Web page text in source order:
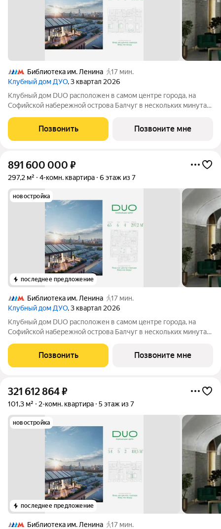
Библиотека им. Ленина
17 мин.
Клубный дом ДУО, 3 квартал 2026
Клубный дом DUO расположен в самом центре города, на
Софийской набережной острова Балчуг в нескольких минутах
прошлого и архитектуры будущего. Историческое наследие
дополняется современными
Позвонить Позвоните мне
891 600 000 ₽
297,2 м² 4-комн. квартира 6 этаж из 7
новостройка
последнее предложение
Библиотека им. Ленина
17 мин.
Клубный дом ДУО, 3 квартал 2026
Клубный дом DUO расположен в самом центре города, на
Софийской набережной острова Балчуг в нескольких минутах
прошлого и архитектуры будущего. Историческое наследие
дополняется современными
Позвонить Позвоните мне
321 612 864₽
101,3 м² 2-комн. квартира 5 этаж из 7
новостройка
последнее предложение
Библиотека им. Ленина
17 мин.